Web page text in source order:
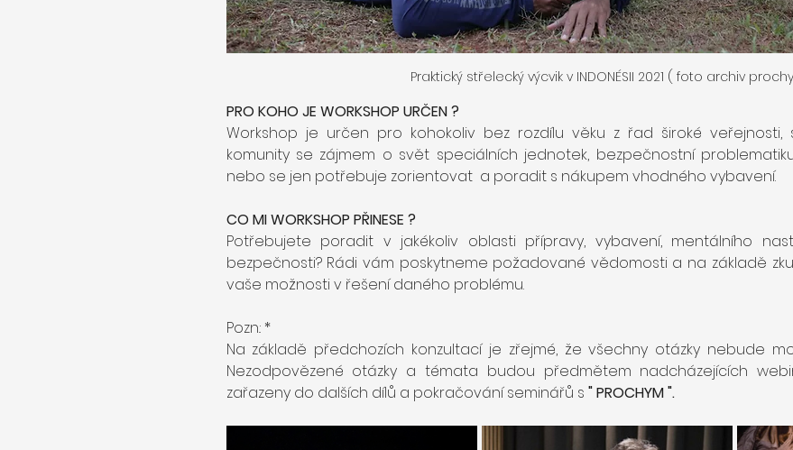
Praktický střelecký výcvik v INDONÉSII 2021 ( foto archiv
PRO KOHO JE WORKSHOP URČEN ?
Workshop je určen pro kohokoliv bez rozdílu věku z řad široké veřejnosti,
komunity se zájmem o svět speciálních jednotek, bezpečnostní
nebo se jen potřebuje zorientovat  a poradit s nákupem vhodného vybavení.
CO MI WORKSHOP PŘINESE ?
Potřebujete poradit v jakékoliv oblasti přípravy, vybavení, mentálního
bezpečnosti? Rádi vám poskytneme požadované vědomosti a na základě
vaše možnosti v řešení daného problému.
Pozn.: *
Na základě předchozích konzultací je zřejmé, že všechny otázky nebude
Nezodpovězené otázky a témata budou předmětem nadcházejících
zařazeny do dalších dílů a pokračování seminářů s " PROCHYM ".